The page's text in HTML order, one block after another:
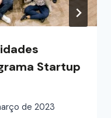
Startup
de 2023